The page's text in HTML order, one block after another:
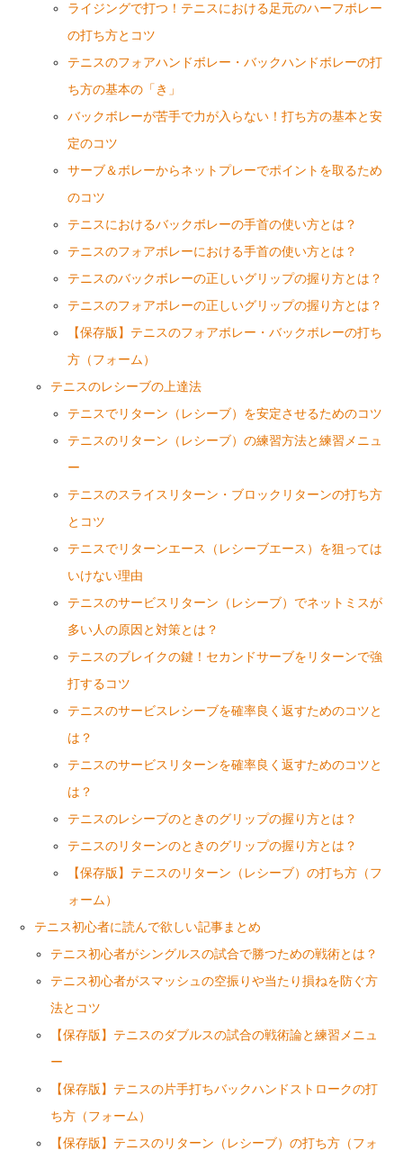
ライジングで打つ！テニスにおける足元のハーフボレー
の打ち方とコツ
テニスのフォアハンドボレー・バックハンドボレーの打
ち方の基本の「き」
バックボレーが苦手で力が入らない！打ち方の基本と安
定のコツ
サーブ＆ボレーからネットプレーでポイントを取るため
のコツ
テニスにおけるバックボレーの手首の使い方とは？
テニスのフォアボレーにおける手首の使い方とは？
テニスのバックボレーの正しいグリップの握り方とは？
テニスのフォアボレーの正しいグリップの握り方とは？
【保存版】テニスのフォアボレー・バックボレーの打ち
方（フォーム）
テニスのレシーブの上達法
テニスでリターン（レシーブ）を安定させるためのコツ
テニスのリターン（レシーブ）の練習方法と練習メニュ
ー
テニスのスライスリターン・ブロックリターンの打ち方
とコツ
テニスでリターンエース（レシーブエース）を狙っては
いけない理由
テニスのサービスリターン（レシーブ）でネットミスが
多い人の原因と対策とは？
テニスのブレイクの鍵！セカンドサーブをリターンで強
打するコツ
テニスのサービスレシーブを確率良く返すためのコツと
は？
テニスのサービスリターンを確率良く返すためのコツと
は？
テニスのレシーブのときのグリップの握り方とは？
テニスのリターンのときのグリップの握り方とは？
【保存版】テニスのリターン（レシーブ）の打ち方（フ
ォーム）
テニス初心者に読んで欲しい記事まとめ
テニス初心者がシングルスの試合で勝つための戦術とは？
テニス初心者がスマッシュの空振りや当たり損ねを防ぐ方
法とコツ
【保存版】テニスのダブルスの試合の戦術論と練習メニュ
ー
【保存版】テニスの片手打ちバックハンドストロークの打
ち方（フォーム）
【保存版】テニスのリターン（レシーブ）の打ち方（フォ